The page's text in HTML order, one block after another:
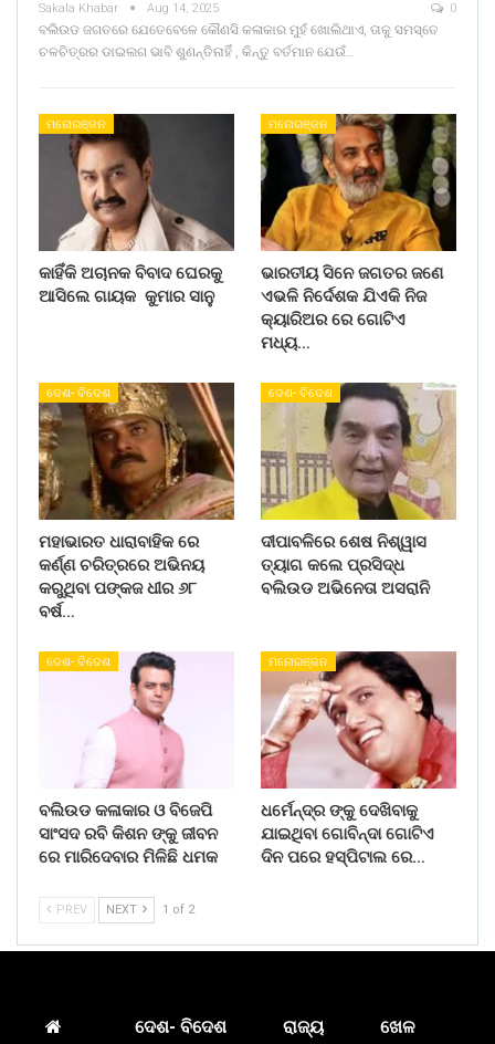
Sakala Khabar Aug 14, 2025 0
ବଲିଉଡ ଜଗତରେ ଯେତେବେଳେ କୌଣସି କଳାକାର ମୁହଁ ଖୋଲିଥାଏ, ତାକୁ ସମସ୍ତେ
ଚଳଚିତ୍ରର ଡାଇଲଗ ଭାବି ଶୁଣନ୍ତିନାହିଁ , କିନ୍ତୁ ବର୍ତମାନ ଯେଉଁ…
ମନୋରଞ୍ଜନ
କାହିଁକି ଅଚାନକ ବିବାଦ ଘେରକୁ
ଆସିଲେ ଗାୟକ କୁମାର ସାନୁ
ମନୋରଞ୍ଜନ
ଭାରତୀୟ ସିନେ ଜଗତର ଜଣେ
ଏଭଳି ନିର୍ଦେଶକ ଯିଏକି ନିଜ
କ୍ୟାରିଅର ରେ ଗୋଟିଏ
ମଧ୍ୟ…
ଦେଶ- ବିଦେଶ
ମହାଭାରତ ଧାରାବାହିକ ରେ
କର୍ଣ୍ଣ ଚରିତ୍ରରେ ଅଭିନୟ
କରୁଥିବା ପଙ୍କଜ ଧୀର ୬୮
ବର୍ଷ…
ଦେଶ- ବିଦେଶ
ଦୀପାବଳିରେ ଶେଷ ନିଶ୍ୱାସ
ତ୍ୟାଗ କଲେ ପ୍ରସିଦ୍ଧ
ବଲିଉଡ ଅଭିନେତା ଅସରାନି
ଦେଶ- ବିଦେଶ
ବଲିଉଡ କଳାକାର ଓ ବିଜେପି
ସାଂସଦ ରବି କିଶନ ଙ୍କୁ ଜୀବନ
ରେ ମାରିଦେବାର ମିଳିଛି ଧମକ
ମନୋରଞ୍ଜନ
ଧର୍ମେନ୍ଦ୍ର ଙ୍କୁ ଦେଖିବାକୁ
ଯାଇଥିବା ଗୋବିନ୍ଦା ଗୋଟିଏ
ଦିନ ପରେ ହସ୍ପିଟାଲ ରେ…
PREV NEXT 1 of 2
ଦେଶ- ବିଦେଶ ରାଜ୍ୟ ଖେଳ